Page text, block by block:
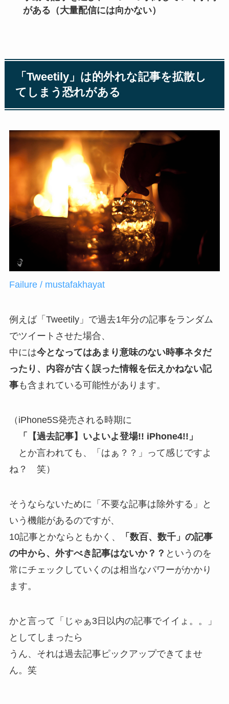
がある（大量配信には向かない）
「Tweetily」は的外れな記事を拡散し
てしまう恐れがある
Failure / mustafakhayat
例えば「Tweetily」で過去1年分の記事をランダム
でツイートさせた場合、
中には今となってはあまり意味のない時事ネタだ
ったり、内容が古く誤った情報を伝えかねない記
事も含まれている可能性があります。
（iPhone5S発売される時期に
「【過去記事】いよいよ登場!! iPhone4!!」
とか言われても、「はぁ？？」って感じですよ
ね？ 笑）
そうならないために「不要な記事は除外する」と
いう機能があるのですが、
10記事とかならともかく、
「数百、数千」の記事
の中から、外すべき記事はないか？？ というのを
常にチェックしていくのは相当なパワーがかかり
ます。
かと言って「じゃぁ3日以内の記事でイイょ。。」
としてしまったら
うん、それは過去記事ピックアップできてませ
ん。笑